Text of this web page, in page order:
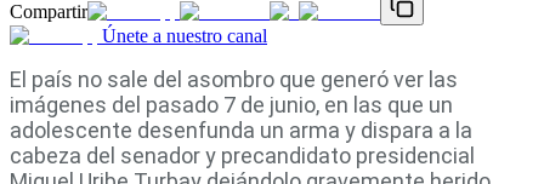
Compartir
Únete a nuestro canal
El país no sale del asombro que generó ver las
imágenes del pasado 7 de junio, en las que un
adolescente desenfunda un arma y dispara a la
cabeza del senador y precandidato presidencial